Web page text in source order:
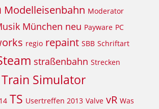
Modelleisenbahn Moderator
München neu Payware PC
regio repaint SBB Schriftart
straßenbahn Strecken
Train Simulator
TS Usertreffen 2013 Valve vR Was